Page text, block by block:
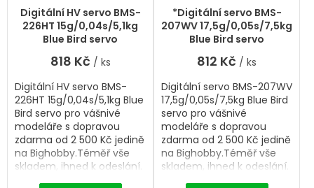
Digitální HV servo BMS-
226HT 15g/0,04s/5,1kg
Blue Bird servo
818 Kč / ks
Digitální HV servo BMS-
226HT 15g/0,04s/5,1kg Blue
Bird servo pro vášnivé
modeláře s dopravou
zdarma od 2 500 Kč jedině
na Bighobby.Téměř vše
skladem, ihned k odeslání.
Professional Digital servo.
*Digitální servo BMS-
207WV 17,5g/0,05s/7,5kg
Blue Bird servo
812 Kč / ks
Digitální servo BMS-207WV
17,5g/0,05s/7,5kg Blue Bird
servo pro vášnivé
modeláře s dopravou
zdarma od 2 500 Kč jedině
na Bighobby.Téměř vše
skladem, ihned k odeslání.
Professional Digital servo.